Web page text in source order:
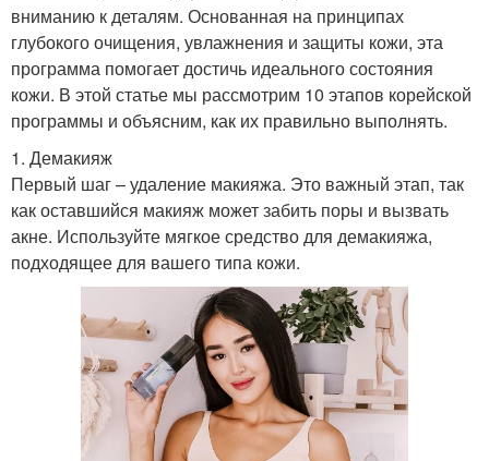
вниманию к деталям. Основанная на принципах
глубокого очищения, увлажнения и защиты кожи, эта
программа помогает достичь идеального состояния
кожи. В этой статье мы рассмотрим 10 этапов корейской
программы и объясним, как их правильно выполнять.
1. Демакияж
Первый шаг – удаление макияжа. Это важный этап, так
как оставшийся макияж может забить поры и вызвать
акне. Используйте мягкое средство для демакияжа,
подходящее для вашего типа кожи.